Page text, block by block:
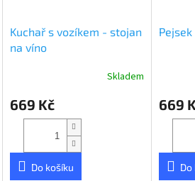
Kuchař s vozíkem - stojan
na víno
produktu
hvězdiček.
Skladem
669 Kč
Do košíku
669
Do